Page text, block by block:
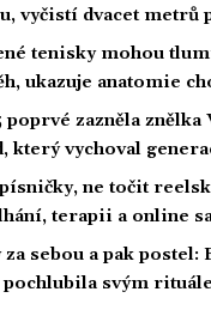
vyčistí dvacet metrů
tenisky mohou
ukazuje anatomie
poprvé zazněla
který vychoval
ne točit
terapii a online
sebou a pak postel:
pochlubila svým